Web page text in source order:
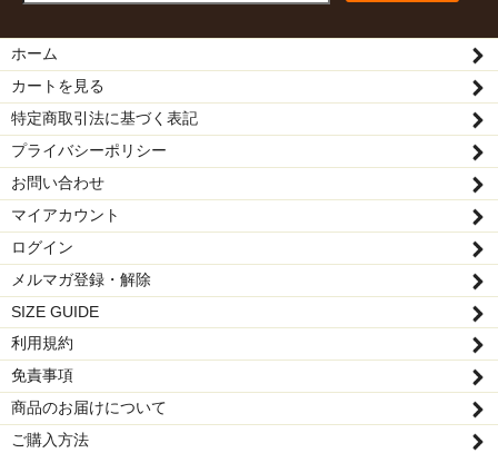
ホーム
カートを見る
特定商取引法に基づく表記
プライバシーポリシー
お問い合わせ
マイアカウント
ログイン
メルマガ登録・解除
SIZE GUIDE
利用規約
免責事項
商品のお届けについて
ご購入方法